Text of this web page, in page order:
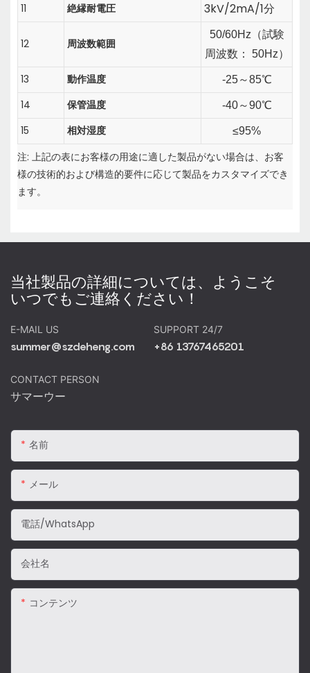
11
絶縁耐電圧 3kV/2mA/1分
12 周波数範囲
50/60Hz（試験
周波数：
50Hz）
13 動作温度 -25～85℃
14 保管温度 -40～90℃
15 相対湿度 ≤95%
注: 上記の表にお客様の用途に適した製品がない場合は、お客
様の技術的および構造的要件に応じて製品をカスタマイズでき
ます。
当社製品の詳細については、ようこそ
いつでもご連絡ください！
E-MAIL US
summer@szdeheng.com
SUPPORT 24/7
+86 13767465201
CONTACT PERSON
サマーウー
名前
メール
電話/WhatsApp
会社名
コンテンツ